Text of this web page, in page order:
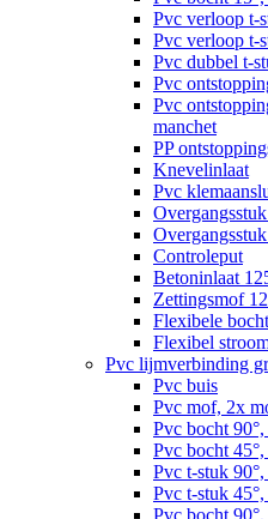
Pvc verloop t-
Pvc verloop t-
Pvc dubbel t-
Pvc
Pvc
manchet
PP
Knevelinlaat
Pvc
Controleput
Betoninlaat
Zettingsmof
Flexibele
Flexibel
Pvc lijmverbinding
Pvc buis
Pvc mof, 2x
Pvc bocht
Pvc bocht
Pvc t-stuk
Pvc t-stuk
Pvc bocht